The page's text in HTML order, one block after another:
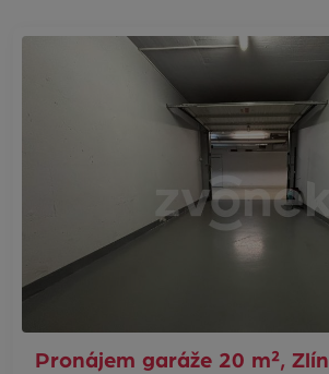
Pronájem garáže 20 m², Zlín